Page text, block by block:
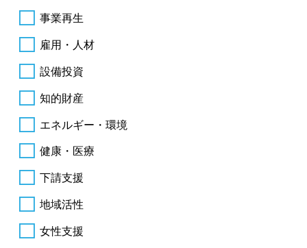
事業再生
雇用・人材
設備投資
知的財産
エネルギー・環境
健康・医療
下請支援
地域活性
女性支援